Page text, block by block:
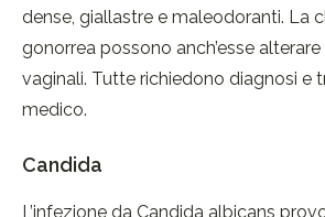
dense, giallastre e maleodoranti. La
gonorrea possono anch’esse
vaginali. Tutte richiedono diagnosi e
medico.
Candida
L’infezione da Candida albicans